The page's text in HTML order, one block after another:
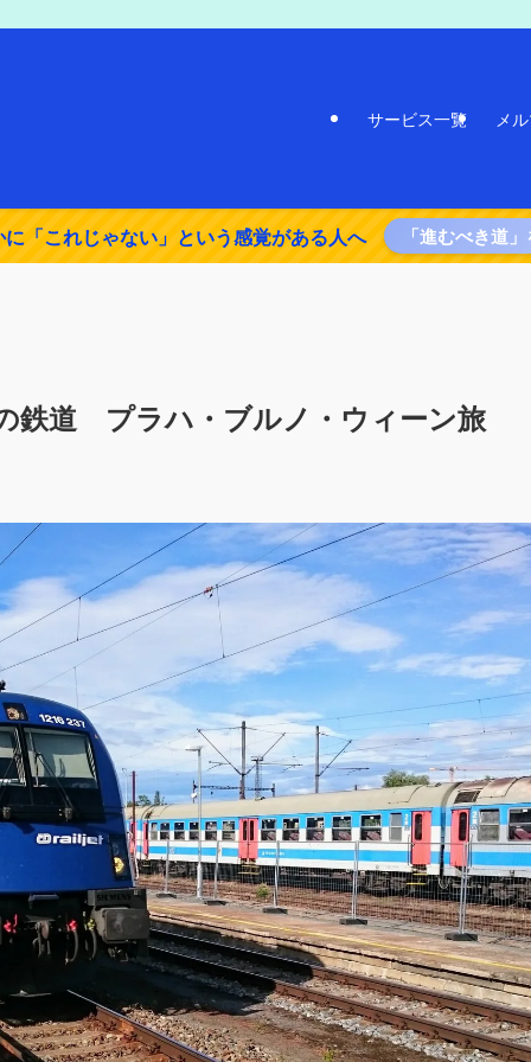
サービス一覧 メ
「これじゃない」という感覚がある人へ 「進むべき道
道 プラハ・ブルノ・ウィーン旅